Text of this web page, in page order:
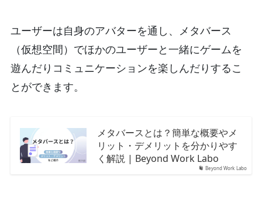
ユーザーは自身のアバターを通し、メタバース
（仮想空間）でほかのユーザーと一緒にゲームを
遊んだりコミュニケーションを楽しんだりするこ
とができます。
Beyond Work Labo
メタバースとは？簡単な概要やメ
リット・デメリットを分かりやす
く解説 | Beyond Work Labo